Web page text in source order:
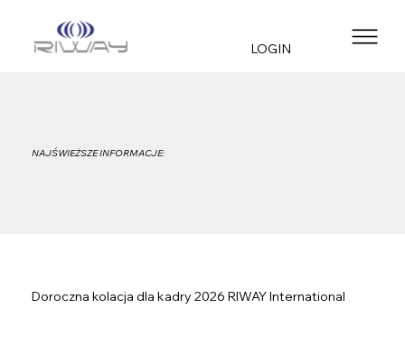
LOGIN
NAJŚWIEŻSZE INFORMACJE:
Doroczna kolacja dla kadry 2026 RIWAY International